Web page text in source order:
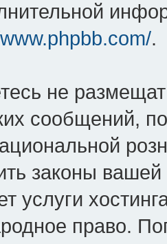
.
не
сообщений,
законы
услуги
право.